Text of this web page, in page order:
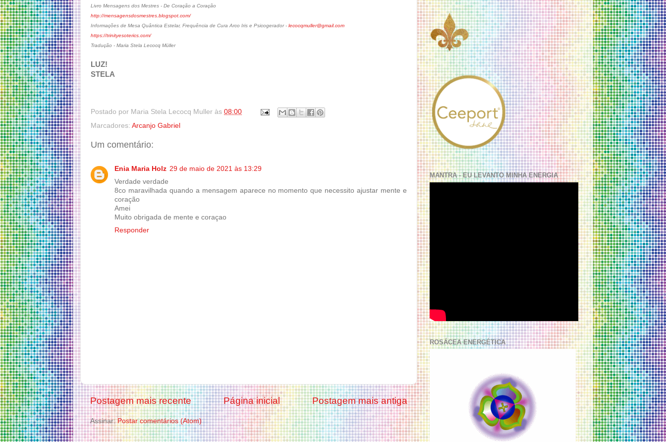
Livro Mensagens dos Mestres - De Coração a Coração
http://mensagensdosmestres.blogspot.com/
Informações de Mesa Quântica Estelar, Frequência de Cura Arco Iris e Psicogerador - lecocqmuller@gmail.com
https://trinityesoterics.com/
Tradução - Maria Stela Lecocq Müller
LUZ!
STELA
Postado por Maria Stela Lecocq Muller às 08:00
Marcadores: Arcanjo Gabriel
Um comentário:
Enia Maria Holz 29 de maio de 2021 às 13:29
Verdade verdade
8co maravilhada quando a mensagem aparece no momento que necessito ajustar mente e
coração
Amei
Muito obrigada de mente e coraçao
Responder
Postagem mais recente Postagem mais antiga
Página inicial
Assinar:Postar comentários (Atom)
MANTRA - EU LEVANTO MINHA ENERGIA
ROSÁCEA ENERGÉTICA